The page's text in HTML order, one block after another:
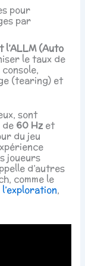
pour
par
l’ALLM (Auto
le taux de
(tearing) et
sont
de 60 Hz et
du jeu
joueurs
d’autres
comme le
,